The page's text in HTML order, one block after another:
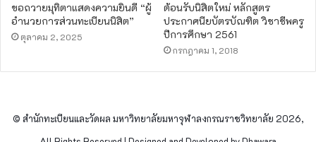
ขอถวายมุทิตาแสดงความยินดี “ผู้
อำนวยการส่วนทะเบียนนิสิต”
ตุลาคม 2, 2025
ต้อนรับนิสิตใหม่ หลักสูตร
ประกาศนียบัตรบัณฑิต วิชาชีพครู
ปีการศึกษา 2561
กรกฎาคม 1, 2018
© สำนักทะเบียนและวัดผล มหาวิทยาลัยมหาจุฬาลงกรณราชวิทยาลัย 2026,